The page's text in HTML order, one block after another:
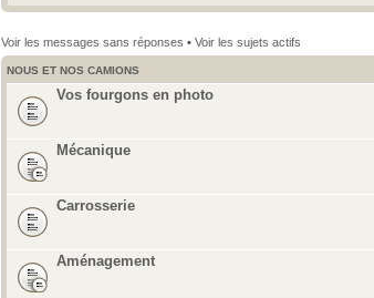
Voir les messages sans réponses • Voir les sujets actifs
NOUS ET NOS CAMIONS
Vos fourgons en photo
Mécanique
Carrosserie
Aménagement